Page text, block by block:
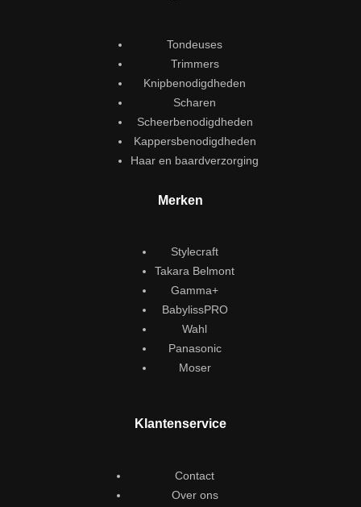
Tondeuses
Trimmers
Knipbenodigdheden
Scharen
Scheerbenodigdheden
Kappersbenodigdheden
Haar en baardverzorging
Merken
Stylecraft
Takara Belmont
Gamma+
BabylissPRO
Wahl
Panasonic
Moser
Klantenservice
Contact
Over ons